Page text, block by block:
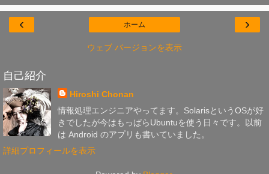
‹ ›
ホーム
ウェブ バージョンを表示
自己紹介
Hiroshi Chonan
情報処理エンジニアやってます。SolarisというOSが好
きでしたが今はもっぱらUbuntuを使う日々です。以前
は Android のアプリも書いていました。
詳細プロフィールを表示